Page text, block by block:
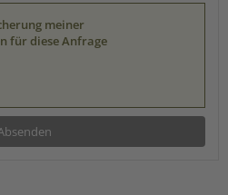
meiner
für diese Anfrage